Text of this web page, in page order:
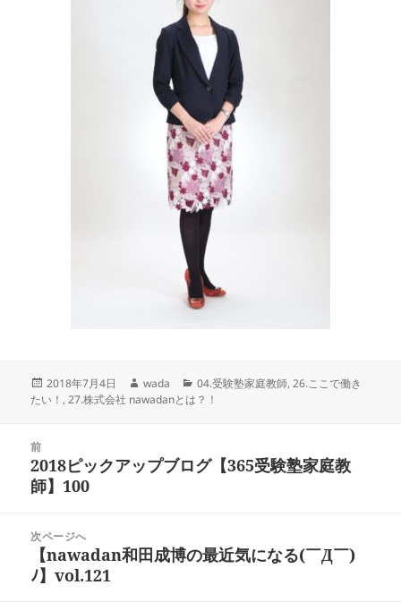
投
稿
2018年7月4日
作
成
wada
カ
テ
04.受験塾家庭教師,26.ここで働き
たい！ ,27.株式会社 nawadanとは？！
前
前
の
稿:
2018ピックアップブログ【365受験塾家庭教
師】100
次ページへ
次
の
【nawadan和田成博の最近気になる(￣Д￣)
ﾉ】vol.121